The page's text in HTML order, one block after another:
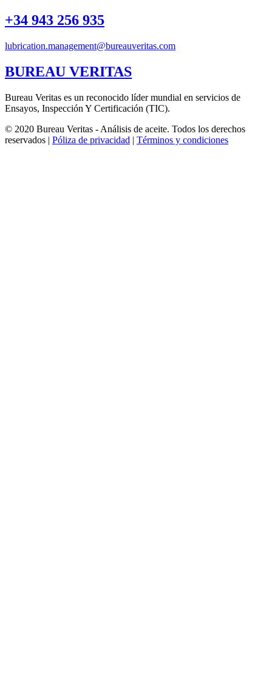
+34 943 256 935
lubrication.management@bureauveritas.com
BUREAU VERITAS
Bureau Veritas es un reconocido líder mundial en servicios de
Ensayos, Inspección Y Certificación (TIC).
© 2020 Bureau Veritas - Análisis de aceite. Todos los derechos
reservados | Póliza de privacidad | Términos y condiciones